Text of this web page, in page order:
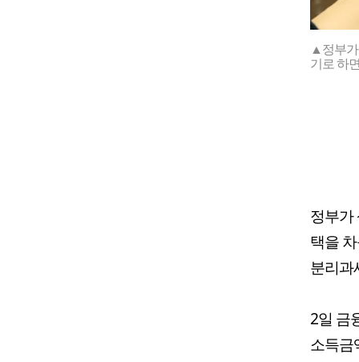
▲정부가
기로 하
정부가
택을
분리과
2일 금
소득금